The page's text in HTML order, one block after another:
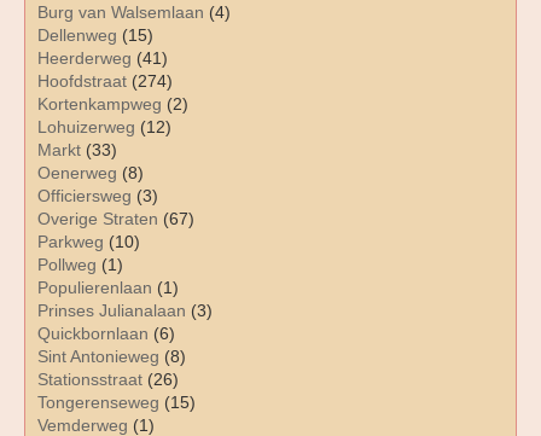
Burg van Walsemlaan (4)
Dellenweg (15)
Heerderweg (41)
Hoofdstraat (274)
Kortenkampweg (2)
Lohuizerweg (12)
Markt (33)
Oenerweg (8)
Officiersweg (3)
Overige Straten (67)
Parkweg (10)
Pollweg (1)
Populierenlaan (1)
Prinses Julianalaan (3)
Quickbornlaan (6)
Sint Antonieweg (8)
Stationsstraat (26)
Tongerenseweg (15)
Vemderweg (1)